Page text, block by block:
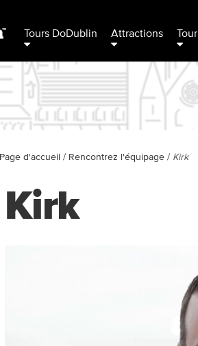
Tours DoDublin Attractions
Page d'accueil / Rencontrez l'équipage / Kirk
Kirk